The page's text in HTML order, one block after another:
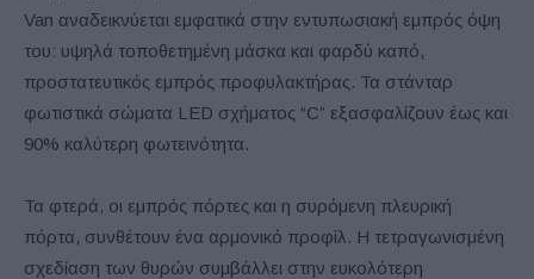
Van αναδεικνύεται εμφατικά στην εντυπωσιακή εμπρός όψη
του: υψηλά τοποθετημένη μάσκα και φαρδύ καπό,
προστατευτικός εμπρός προφυλακτήρας. Τα στάνταρ
φωτιστικά σώματα LED σχήματος “C” εξασφαλίζουν έως και
90% καλύτερη φωτεινότητα.
Τα φτερά, οι εμπρός πόρτες και η συρόμενη πλευρική
πόρτα, συνθέτουν ένα αρμονικό προφίλ. Η τετραγωνισμένη
σχεδίαση των θυρών συμβάλλει στην ευκολότερη